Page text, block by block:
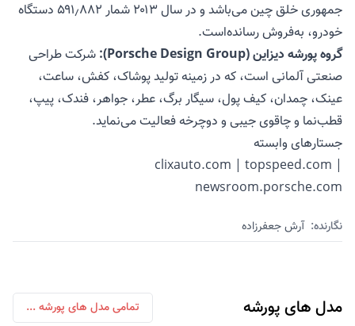
جمهوری خلق چین می‌باشد و در سال ۲۰۱۳ شمار ۵۹۱٫۸۸۲ دستگاه
خودرو، به‌فروش رسانده‌است.
گروه پورشه دیزاین (Porsche Design Group):
شرکت طراحی
صنعتی آلمانی است، که در زمینه تولید پوشاک، کفش، ساعت،
عینک، چمدان، کیف پول، سیگار برگ، عطر، جواهر، فندک، پیپ،
قطب‌نما و چاقوی جیبی و دوچرخه فعالیت می‌نماید.
جستارهای وابسته
clixauto.com
topspeed.com
newsroom.porsche.com
نگارنده: آرش جعفرزاده
مدل هایپورشه تمامی مدل های پورشه ...